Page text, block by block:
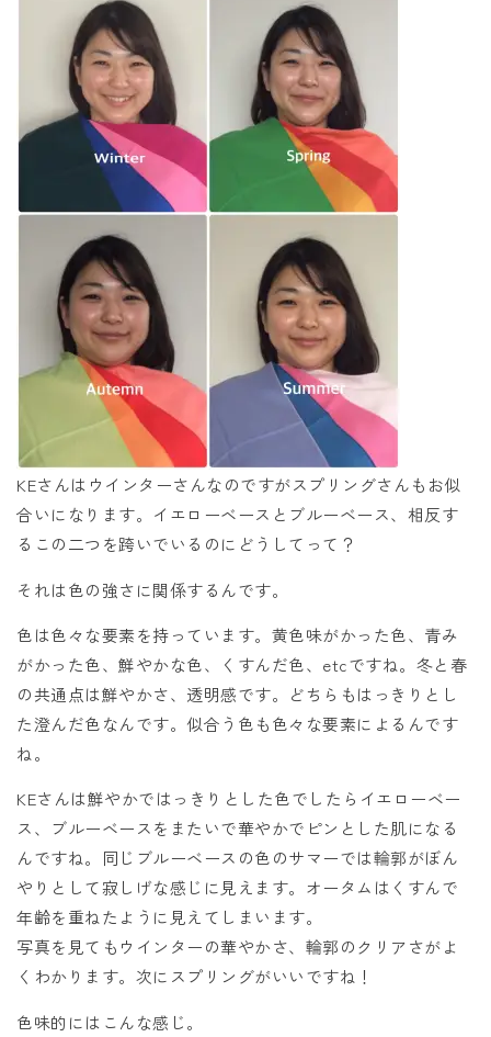
KEさんはウインターさんなのですがスプリングさんもお似
合いになります。イエローベースとブルーベース、相反す
るこの二つを跨いでいるのにどうしてって？
それは色の強さに関係するんです。
色は色々な要素を持っています。黄色味がかった色、青み
がかった色、鮮やかな色、くすんだ色、etcですね。冬と春
の共通点は鮮やかさ、透明感です。どちらもはっきりとし
た澄んだ色なんです。似合う色も色々な要素によるんです
ね。
KEさんは鮮やかではっきりとした色でしたらイエローベー
ス、ブルーベースをまたいで華やかでピンとした肌になる
んですね。同じブルーベースの色のサマーでは輪郭がぼん
やりとして寂しげな感じに見えます。オータムはくすんで
年齢を重ねたように見えてしまいます。
写真を見てもウインターの華やかさ、輪郭のクリアさがよ
くわかります。次にスプリングがいいですね！
色味的にはこんな感じ。